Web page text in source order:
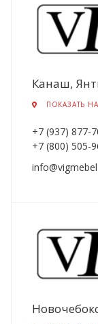
Канаш,
ПОКАЗАТЬ
+7 (937) 877-
+7 (800) 505-